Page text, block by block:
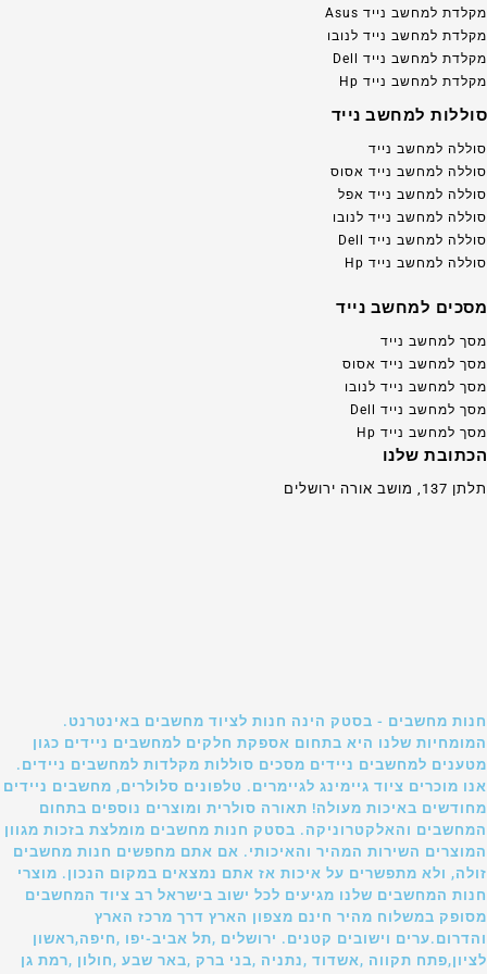
מקלדת למחשב נייד Asus
מקלדת למחשב נייד לנובו
מקלדת למחשב נייד Dell
מקלדת למחשב נייד Hp
סוללות למחשב נייד
סוללה למחשב נייד
סוללה למחשב נייד אסוס
סוללה למחשב נייד אפל
סוללה למחשב נייד לנובו
סוללה למחשב נייד Dell
סוללה למחשב נייד Hp
מסכים למחשב נייד
מסך למחשב נייד
מסך למחשב נייד אסוס
מסך למחשב נייד לנובו
מסך למחשב נייד Dell
מסך למחשב נייד Hp
הכתובת שלנו
תלתן 137, מושב אורה ירושלים
חנות מחשבים - בסטק הינה חנות לציוד מחשבים באינטרנט.
המומחיות שלנו היא בתחום אספקת חלקים למחשבים ניידים כגון
מטענים למחשבים ניידים מסכים סוללות מקלדות למחשבים ניידים.
אנו מוכרים ציוד גיימינג לגיימרים. טלפונים סלולרים, מחשבים ניידים
מחודשים באיכות מעולה! תאורה סולרית ומוצרים נוספים בתחום
המחשבים והאלקטרוניקה. בסטק חנות מחשבים מומלצת בזכות מגוון
המוצרים השירות המהיר והאיכותי. אם אתם מחפשים חנות מחשבים
זולה, ולא מתפשרים על איכות אז אתם נמצאים במקום הנכון. מוצרי
חנות המחשבים שלנו מגיעים לכל ישוב בישראל רב ציוד המחשבים
מסופק במשלוח מהיר חינם מצפון הארץ דרך מרכז הארץ
והדרום.ערים וישובים קטנים. ירושלים ,תל אביב-יפו ,חיפה,ראשון
לציון,פתח תקווה ,אשדוד ,נתניה ,בני ברק ,באר שבע ,חולון ,רמת גן